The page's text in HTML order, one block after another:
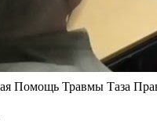
Помощь Травмы Таза